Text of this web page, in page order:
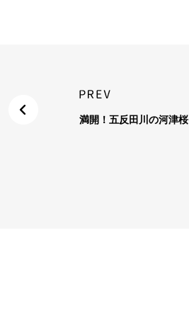
満開！五反田川の河津桜